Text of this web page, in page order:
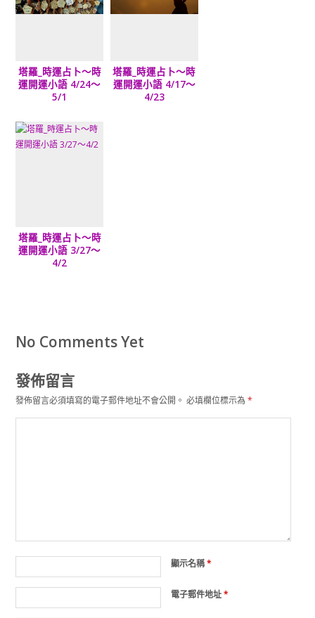
塔羅_時運占卜～時
運開運小語 4/24～
5/1
塔羅_時運占卜～時
運開運小語 4/17～
4/23
塔羅_時運占卜～時
運開運小語 3/27～
4/2
No Comments Yet
發佈留言
發佈留言必須填寫的電子郵件地址不會公開。 必填欄位標示為*
顯示名稱*
電子郵件地址*